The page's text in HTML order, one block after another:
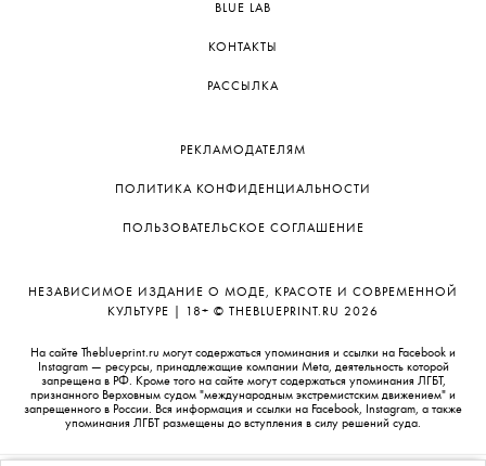
BLUE LAB
КОНТАКТЫ
РАССЫЛКА
РЕКЛАМОДАТЕЛЯМ
ПОЛИТИКА КОНФИДЕНЦИАЛЬНОСТИ
ПОЛЬЗОВАТЕЛЬСКОЕ СОГЛАШЕНИЕ
НЕЗАВИСИМОЕ ИЗДАНИЕ О МОДЕ, КРАСОТЕ И СОВРЕМЕННОЙ
КУЛЬТУРЕ | 18+ © THEBLUEPRINT.RU 2026
На сайте Theblueprint.ru могут содержаться упоминания и ссылки на Facebook и
Instagram — ресурсы, принадлежащие компании Meta, деятельность которой
запрещена в РФ. Кроме того на сайте могут содержаться упоминания ЛГБТ,
признанного Верховным судом "международным экстремистским движением" и
запрещенного в России. Вся информация и ссылки на Facebook, Instagram, а также
упоминания ЛГБТ размещены до вступления в силу решений суда.